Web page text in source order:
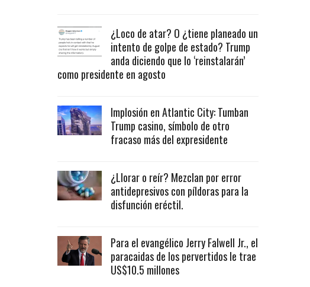
¿Loco de atar? O ¿tiene planeado un
intento de golpe de estado? Trump
anda diciendo que lo ‘reinstalarán’
como presidente en agosto
Implosión en Atlantic City: Tumban
Trump casino, símbolo de otro
fracaso más del expresidente
¿Llorar o reír? Mezclan por error
antidepresivos con píldoras para la
disfunción eréctil.
Para el evangélico Jerry Falwell Jr., el
paracaidas de los pervertidos le trae
US$10.5 millones